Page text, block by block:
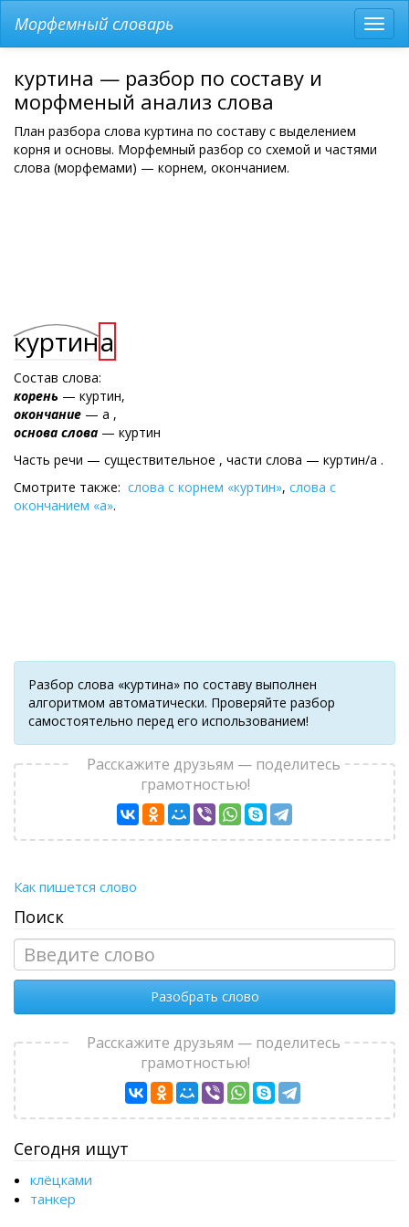
меню
Морфемный словарь
куртина — разбор по составу и
морфменый анализ слова
План разбора слова куртина по составу с выделением
корня и основы. Морфемный разбор со схемой и частями
слова (морфемами) — корнем, окончанием.
куртина
Состав слова:
корень — куртин,
окончание — а ,
основа слова — куртин
Часть речи — существительное , части слова — куртин/а .
Смотрите также: слова с корнем «куртин», слова с
окончанием «а».
Разбор слова «куртина» по составу выполнен
алгоритмом автоматически. Проверяйте разбор
самостоятельно перед его использованием!
Расскажите друзьям — поделитесь
грамотностью!
Как пишется слово
Поиск
Разобрать слово
Расскажите друзьям — поделитесь
грамотностью!
Сегодня ищут
клёцками
танкер